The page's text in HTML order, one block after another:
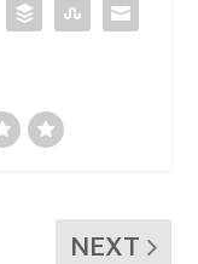
NEXT